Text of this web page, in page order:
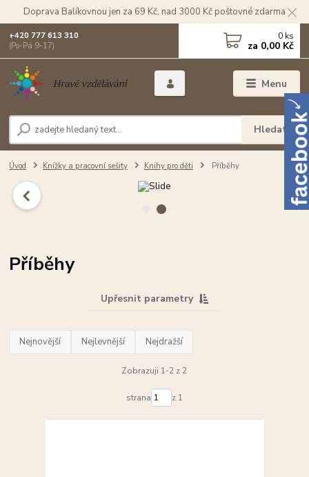
Doprava Balíkovnou jen za 69 Kč, nad 3000 Kč poštovné zdarma
Menu
Hledat
+420 777 613 310
(Po-Pá 9-17)
0 ks
za 0,00 Kč
Úvod Knížky a pracovní sešity Knihy pro děti Příběhy
Příběhy
Upřesnit parametry
Nejnovější Nejlevnější Nejdražší
Zobrazuji 1-2 z 2
strana z 1